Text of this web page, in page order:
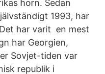
horn. Sedan
1993, har
har varit en mest
har Georgien,
Sovjet-tiden var
republik i